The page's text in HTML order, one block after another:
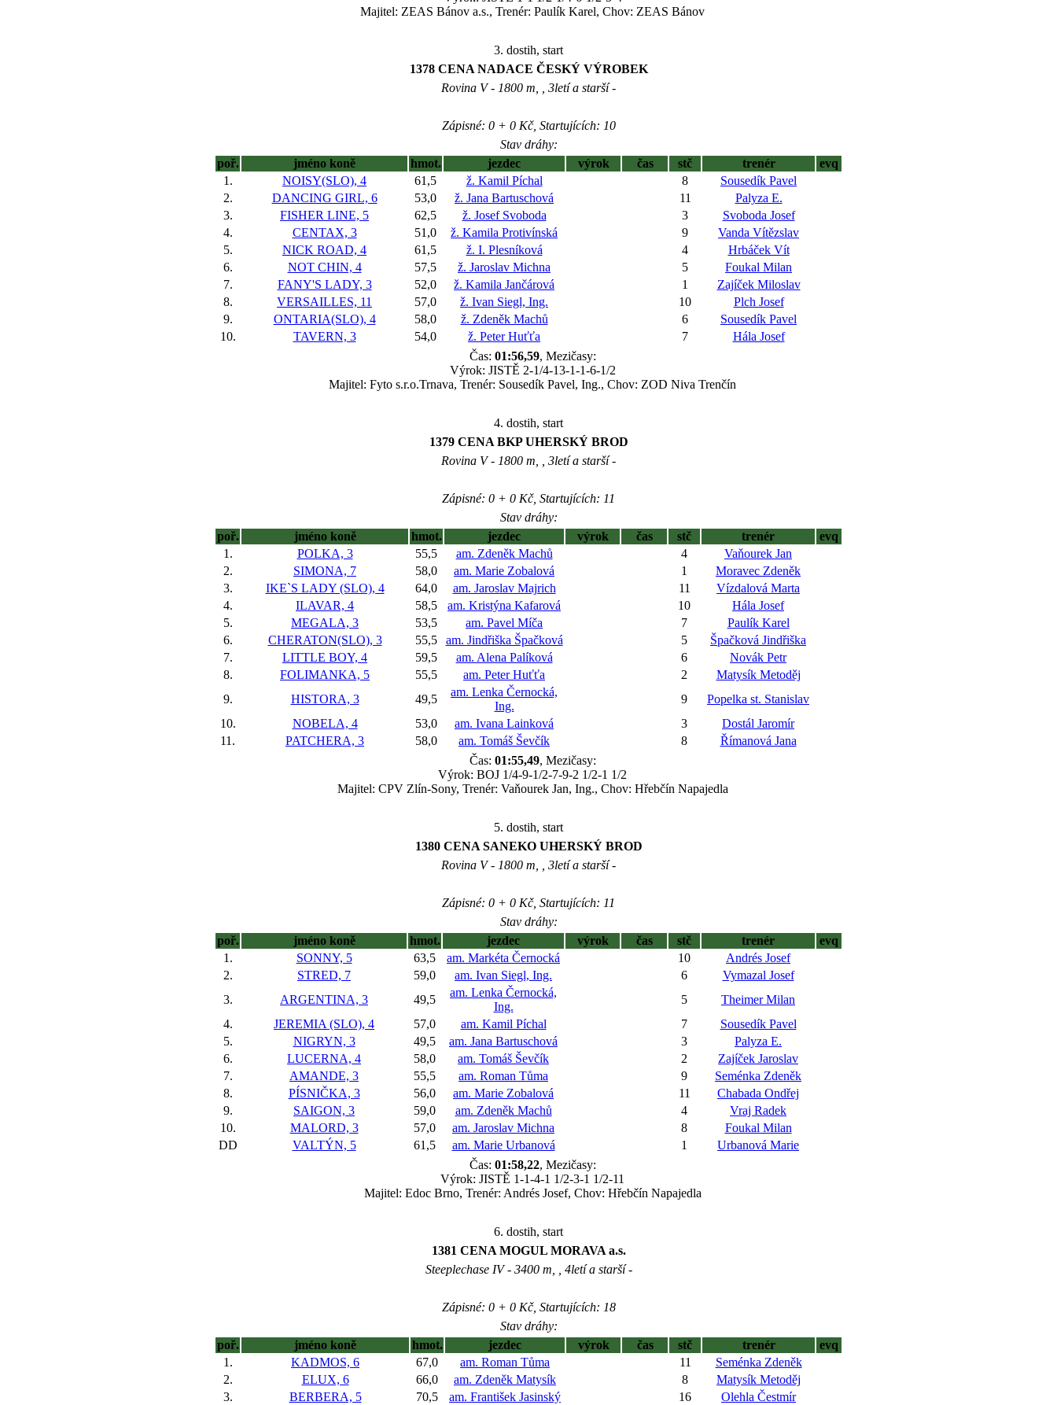
Majitel: ZEAS Bánov a.s., Trenér: Paulík Karel, Chov: ZEAS Bánov
3. dostih, start
1378 CENA NADACE ČESKÝ VÝROBEK
Rovina V - 1800 m, , 3letí a starší -
Zápisné: 0 + 0 Kč, Startujících: 10
Stav dráhy:
poř.
jméno koně hmot. jezdec výrok čas stč trenér
evq
1.
NOISY(SLO), 4 61,5 ž. Kamil Píchal 8
Sousedík Pavel
2.
DANCING GIRL, 6 53,0 ž. Jana Bartuschová 11
Palyza E.
3.
FISHER LINE, 5 62,5 ž. Josef Svoboda 3
Svoboda Josef
4.
CENTAX, 3 51,0 ž. Kamila Protivínská 9
Vanda Vítězslav
5.
NICK ROAD, 4 61,5 ž. I. Plesníková 4
Hrbáček Vít
6.
NOT CHIN, 4 57,5 ž. Jaroslav Michna 5
Foukal Milan
7.
FANY'S LADY, 3 52,0 ž. Kamila Jančárová 1
Zajíček Miloslav
8.
VERSAILLES, 11 57,0 ž. Ivan Siegl, Ing. 10
Plch Josef
9.
ONTARIA(SLO), 4 58,0 ž. Zdeněk Machů 6
Sousedík Pavel
10.
TAVERN, 3 54,0 ž. Peter Huťťa 7
Hála Josef
Čas: 01:56,59, Mezičasy:
Výrok: JISTĚ 2-1/4-13-1-1-6-1/2
Majitel: Fyto s.r.o.Trnava, Trenér: Sousedík Pavel, Ing., Chov: ZOD Niva Trenčín
4. dostih, start
1379 CENA BKP UHERSKÝ BROD
Rovina V - 1800 m, , 3letí a starší -
Zápisné: 0 + 0 Kč, Startujících: 11
Stav dráhy:
poř.
jméno koně hmot. jezdec výrok čas stč trenér
evq
1.
POLKA, 3 55,5 am. Zdeněk Machů 4
Vaňourek Jan
2.
SIMONA, 7 58,0 am. Marie Zobalová 1
Moravec Zdeněk
3.
IKE`S LADY (SLO), 4 64,0 am. Jaroslav Majrich 11
Vízdalová Marta
4.
ILAVAR, 4 58,5 am. Kristýna Kafarová 10
Hála Josef
5.
MEGALA, 3 53,5 am. Pavel Míča 7
Paulík Karel
6.
CHERATON(SLO), 3 55,5 am. Jindřiška Špačková 5
Špačková Jindřiška
7.
LITTLE BOY, 4 59,5 am. Alena Palíková 6
Novák Petr
8.
FOLIMANKA, 5 55,5 am. Peter Huťťa 2
Matysík Metoděj
9.
HISTORA, 3 49,5
am. Lenka Černocká,
Ing.
9
Popelka st. Stanislav
10.
NOBELA, 4 53,0 am. Ivana Lainková 3
Dostál Jaromír
11.
PATCHERA, 3 58,0 am. Tomáš Ševčík 8
Římanová Jana
Čas: 01:55,49, Mezičasy:
Výrok: BOJ 1/4-9-1/2-7-9-2 1/2-1 1/2
Majitel: CPV Zlín-Sony, Trenér: Vaňourek Jan, Ing., Chov: Hřebčín Napajedla
5. dostih, start
1380 CENA SANEKO UHERSKÝ BROD
Rovina V - 1800 m, , 3letí a starší -
Zápisné: 0 + 0 Kč, Startujících: 11
Stav dráhy:
poř.
jméno koně hmot. jezdec výrok čas stč trenér
evq
1.
SONNY, 5 63,5 am. Markéta Černocká 10
Andrés Josef
2.
STRED, 7 59,0 am. Ivan Siegl, Ing. 6
Vymazal Josef
3.
ARGENTINA, 3 49,5
am. Lenka Černocká,
Ing.
5
Theimer Milan
4.
JEREMIA (SLO), 4 57,0 am. Kamil Píchal 7
Sousedík Pavel
5.
NIGRYN, 3 49,5 am. Jana Bartuschová 3
Palyza E.
6.
LUCERNA, 4 58,0 am. Tomáš Ševčík 2
Zajíček Jaroslav
7.
AMANDE, 3 55,5 am. Roman Tůma 9
Seménka Zdeněk
8.
PÍSNIČKA, 3 56,0 am. Marie Zobalová 11
Chabada Ondřej
9.
SAIGON, 3 59,0 am. Zdeněk Machů 4
Vraj Radek
10.
MALORD, 3 57,0 am. Jaroslav Michna 8
Foukal Milan
DD
VALTÝN, 5 61,5 am. Marie Urbanová 1
Urbanová Marie
Čas: 01:58,22, Mezičasy:
Výrok: JISTĚ 1-1-4-1 1/2-3-1 1/2-11
Majitel: Edoc Brno, Trenér: Andrés Josef, Chov: Hřebčín Napajedla
6. dostih, start
1381 CENA MOGUL MORAVA a.s.
Steeplechase IV - 3400 m, , 4letí a starší -
Zápisné: 0 + 0 Kč, Startujících: 18
Stav dráhy:
poř.
jméno koně hmot. jezdec výrok čas stč trenér
evq
1.
KADMOS, 6 67,0 am. Roman Tůma 11
Seménka Zdeněk
2.
ELUX, 6 66,0 am. Zdeněk Matysík 8
Matysík Metoděj
3.
BERBERA, 5 70,5 am. František Jasinský 16 Olehla Čestmír